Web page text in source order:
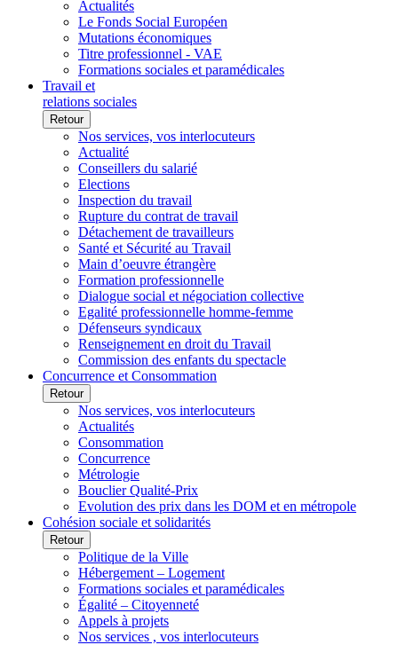
Actualités
Le Fonds Social Européen
Mutations économiques
Titre professionnel - VAE
Formations sociales et paramédicales
Travail et
relations sociales
Retour
Nos services, vos interlocuteurs
Actualité
Conseillers du salarié
Elections
Inspection du travail
Rupture du contrat de travail
Détachement de travailleurs
Santé et Sécurité au Travail
Main d’oeuvre étrangère
Formation professionnelle
Dialogue social et négociation collective
Egalité professionnelle homme-femme
Défenseurs syndicaux
Renseignement en droit du Travail
Commission des enfants du spectacle
Concurrence et Consommation
Retour
Nos services, vos interlocuteurs
Actualités
Consommation
Concurrence
Métrologie
Bouclier Qualité-Prix
Evolution des prix dans les DOM et en métropole
Cohésion sociale et solidarités
Retour
Politique de la Ville
Hébergement – Logement
Formations sociales et paramédicales
Égalité – Citoyenneté
Appels à projets
Nos services , vos interlocuteurs